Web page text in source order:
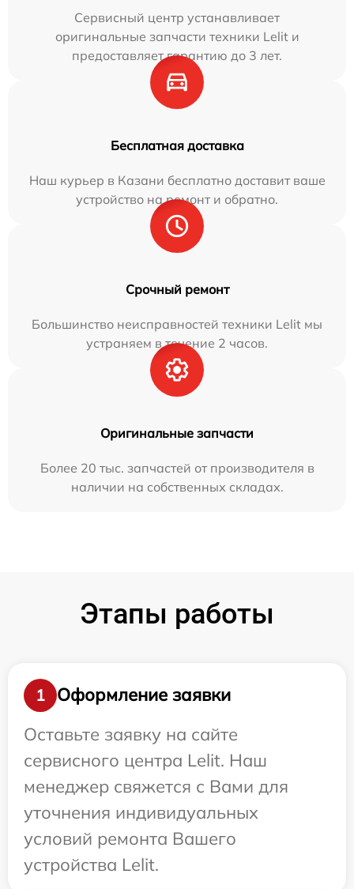
Сервисный центр устанавливает
оригинальные запчасти техники Lelit и
предоставляет гарантию до 3 лет.
Бесплатная доставка
Наш курьер в Казани бесплатно доставит ваше
устройство на ремонт и обратно.
Срочный ремонт
Большинство неисправностей техники Lelit мы
устраняем в течение 2 часов.
Оригинальные запчасти
Более 20 тыс. запчастей от производителя в
наличии на собственных складах.
Этапы работы
1
Оформление заявки
Оставьте заявку на сайте
сервисного центра Lelit. Наш
менеджер свяжется с Вами для
уточнения индивидуальных
условий ремонта Вашего
устройства Lelit.